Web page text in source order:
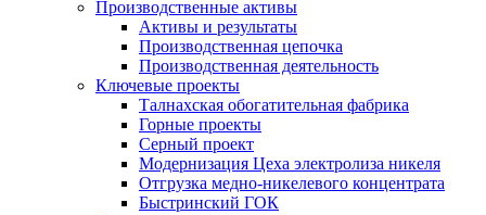
Производственные активы
Активы и результаты
Производственная цепочка
Производственная деятельность
Ключевые проекты
Талнахская обогатительная фабрика
Горные проекты
Серный проект
Модернизация Цеха электролиза никеля
Отгрузка медно-никелевого концентрата
Быстринский ГОК